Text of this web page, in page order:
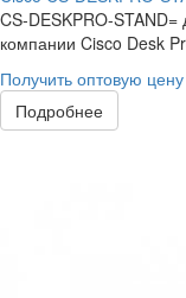
CS-DESKPRO-STAND=
компании Cisco Desk
Получить оптовую цену
Подробнее